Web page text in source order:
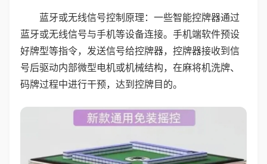
蓝牙或无线信号控制原理：一些智能控牌器通过
蓝牙或无线信号与手机等设备连接。手机端软件预设
好牌型等指令，发送信号给控牌器，控牌器接收到信
号后驱动内部微型电机或机械结构，在麻将机洗牌、
码牌过程中进行干预，达到控牌目的。